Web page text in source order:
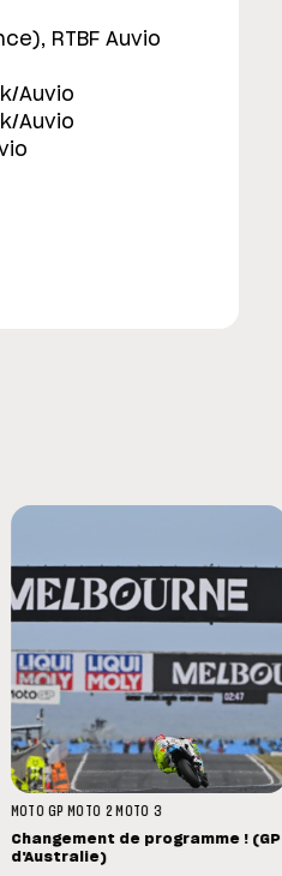
RTBF Auvio
Auvio
Auvio
MOTO GP MOTO 2 MOTO 3
Changement de programme ! (GP
d'Australie)